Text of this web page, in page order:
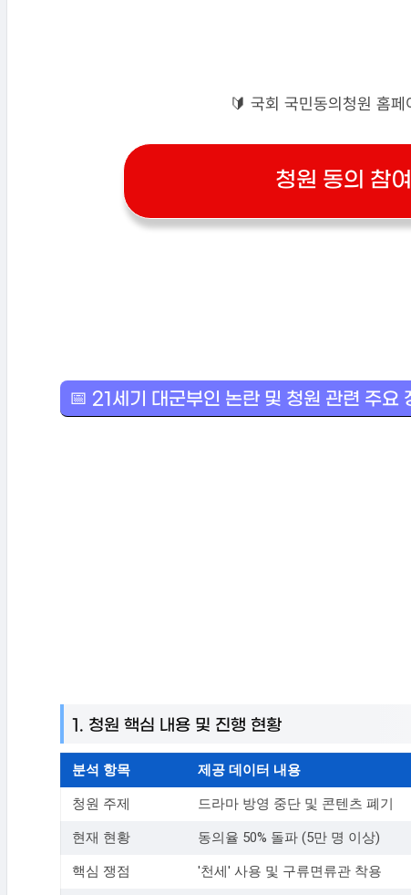
🔰 국회 국민동의청원 홈
청원 동의 참
📅 21세기 대군부인 논란 및 청원 관련 주요
1. 청원 핵심 내용 및 진행 현황
분석 항목 제공 데이터 내용
청원 주제 드라마 방영 중단 및 콘텐츠 폐기
현재 현황 동의율 50% 돌파 (5만 명 이상)
핵심 쟁점 '천세' 사용 및 구류면류관 착용